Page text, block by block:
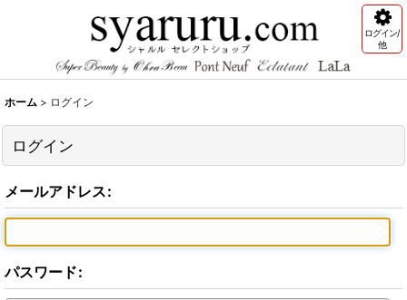
ログイン/
他
ホーム > ログイン
ログイン
メールアドレス:
パスワード: